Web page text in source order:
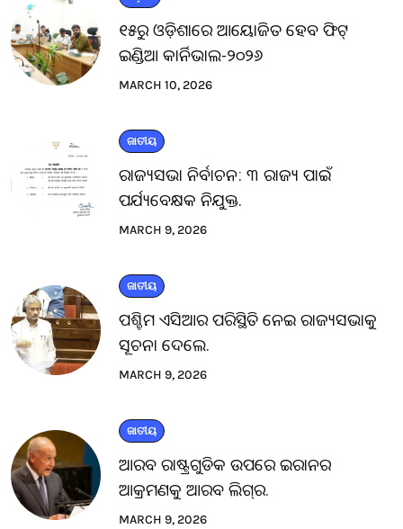
୧୫ରୁ ଓଡ଼ିଶାରେ ଆୟୋଜିତ ହେବ ଫିଟ୍
ଇଣ୍ଡିଆ କାର୍ନିଭାଲ-୨୦୨୬
MARCH 10, 2026
ଜାତୀୟ
ରାଜ୍ୟସଭା ନିର୍ବାଚନ: ୩ ରାଜ୍ୟ ପାଇଁ
ପର୍ଯ୍ୟବେକ୍ଷକ ନିଯୁକ୍ତ.
MARCH 9, 2026
ଜାତୀୟ
ପଶ୍ଚିମ ଏସିଆର ପରିସ୍ଥିତି ନେଇ ରାଜ୍ୟସଭାକୁ
ସୂଚନା ଦେଲେ.
MARCH 9, 2026
ଜାତୀୟ
ଆରବ ରାଷ୍ଟ୍ରଗୁଡିକ ଉପରେ ଇରାନର
ଆକ୍ରମଣକୁ ଆରବ ଲିଗ୍‌ର.
MARCH 9, 2026